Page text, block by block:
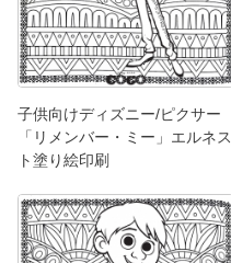
子供向けディズニー/ピクサー
「リメンバー・ミー」エルネス
ト塗り絵印刷